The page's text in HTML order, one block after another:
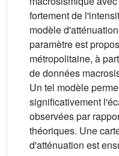
fortement de
modèle
paramètre est
métropolitaine, à
de données
Un tel modèle
significativement
observées par
théoriques. Une
d'atténuation est